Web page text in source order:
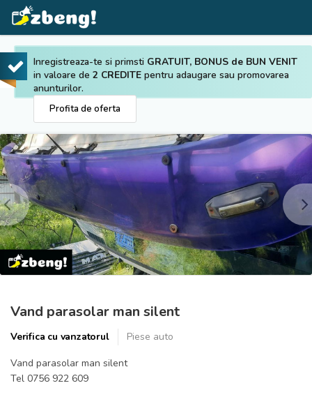
Inregistreaza-te si primsti GRATUIT, BONUS de BUN VENIT
in valoare de 2 CREDITE pentru adaugare sau promovarea
anunturilor.
Profita de oferta
Prev Next
Vand parasolar man silent
Verifica cu vanzatorul
Piese auto
Vand parasolar man silent
Tel 0756 922 609